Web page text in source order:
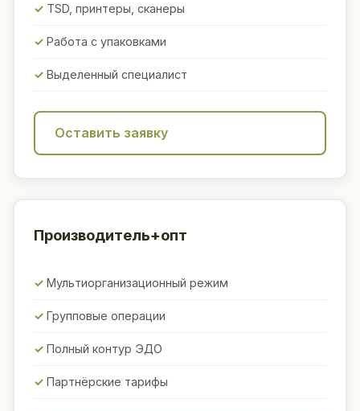
TSD, принтеры, сканеры
Работа с упаковками
Выделенный специалист
Оставить заявку
Производитель+опт
Мультиорганизационный режим
Групповые операции
Полный контур ЭДО
Партнёрские тарифы